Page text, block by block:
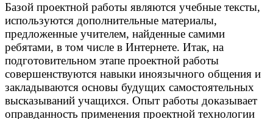
Базой проектной работы являются учебные тексты,
используются дополнительные материалы,
предложенные учителем, найденные самими
ребятами, в том числе в Интернете. Итак, на
подготовительном этапе проектной работы
совершенствуются навыки иноязычного общения и
закладываются основы будущих самостоятельных
высказываний учащихся. Опыт работы доказывает
оправданность применения проектной технологии